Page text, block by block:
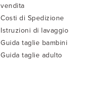
vendita
Costi di Spedizione
Istruzioni di lavaggio
Guida taglie bambini
Guida taglie adulto